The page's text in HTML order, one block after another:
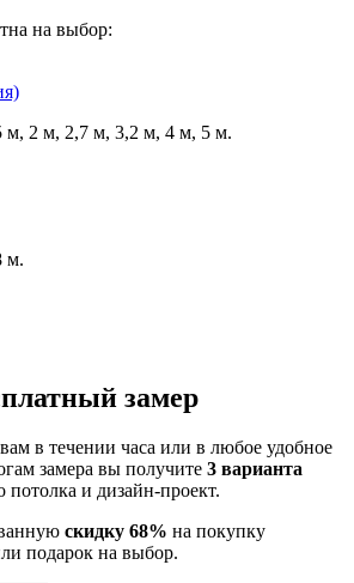
на выбор:
м, 2 м, 2,7 м, 3,2 м, 4 м, 5 м.
м.
замер
в течении часа или в любое удобное
замера вы получите 3 варианта
потолка и дизайн-проект.
скидку 68% на покупку
подарок на выбор.